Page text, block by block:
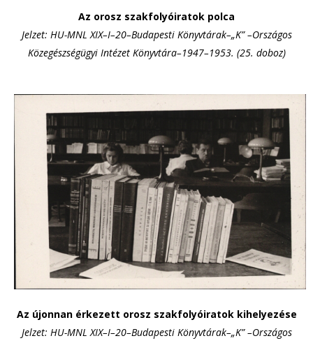
Az orosz szakfolyóiratok polca
Jelzet: HU-MNL XIX–I–20–Budapesti Könyvtárak–„K” –Országos
Közegészségügyi Intézet Könyvtára–1947–1953. (25. doboz)
Az újonnan érkezett orosz szakfolyóiratok kihelyezése
Jelzet: HU-MNL XIX–I–20–Budapesti Könyvtárak–„K” –Országos